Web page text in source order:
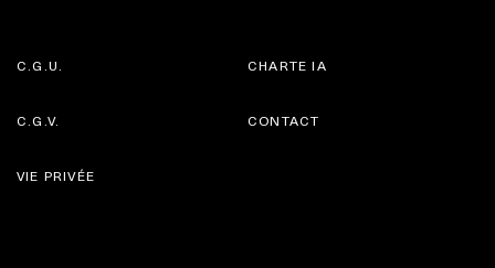
C.G.U.
C.G.V.
CHARTE IA
CONTACT
VIE PRIVÉE